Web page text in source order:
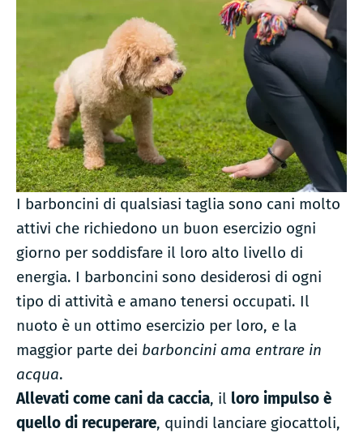
I barboncini di qualsiasi taglia sono cani molto
attivi che richiedono un buon esercizio ogni
giorno per soddisfare il loro alto livello di
energia. I barboncini sono desiderosi di ogni
tipo di attività e amano tenersi occupati. Il
nuoto è un ottimo esercizio per loro, e la
maggior parte dei barboncini ama entrare in
acqua.
Allevati come cani da caccia, il loro impulso è
quello di recuperare, quindi lanciare giocattoli,